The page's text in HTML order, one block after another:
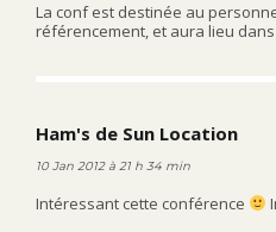
La conf est destinée au
référencement, et aura lieu
Ham's de Sun Location
10 Jan 2012 à 21 h 34 min
Intéressant cette conférence